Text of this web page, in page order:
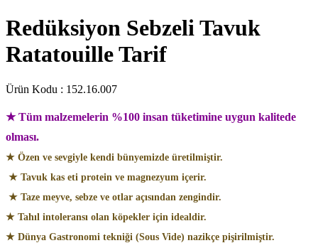
Redüksiyon Sebzeli Tavuk
Ratatouille Tarif
Ürün Kodu : 152.16.007
★ Tüm malzemelerin %100 insan tüketimine uygun kalitede
olması.
★ Özen ve sevgiyle kendi bünyemizde üretilmiştir.
★ Tavuk kas eti protein ve magnezyum içerir.
★ Taze meyve, sebze ve otlar açısından zengindir.
★ Tahıl intoleransı olan köpekler için idealdir.
★ Dünya Gastronomi tekniği (Sous Vide) nazikçe pişirilmiştir.